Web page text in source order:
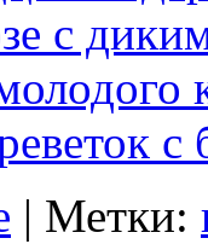
с
с
| Метки: